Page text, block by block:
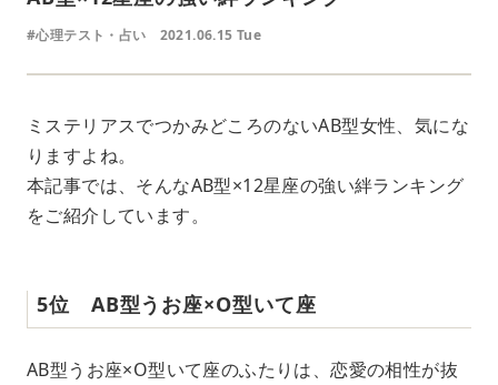
#心理テスト・占い 2021.06.15 Tue
ミステリアスでつかみどころのないAB型女性、気にな
りますよね。
本記事では、そんなAB型×12星座の強い絆ランキング
をご紹介しています。
5位 AB型うお座×O型いて座
AB型うお座×O型いて座のふたりは、恋愛の相性が抜